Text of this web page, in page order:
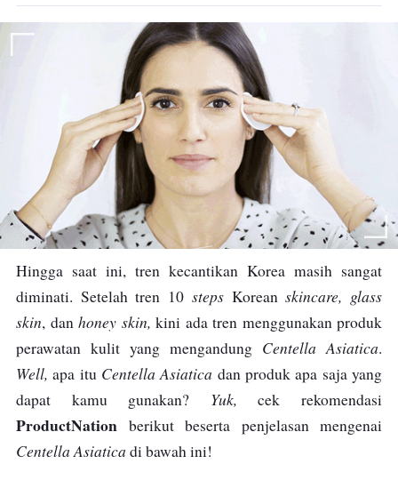
Hingga saat ini, tren kecantikan Korea masih sangat
diminati. Setelah tren 10 stepsKoreanskincare, glass
skin, dan honey skin, kini ada tren menggunakan produk
perawatan kulit yang mengandung Centella Asiatica.
Well, apa ituCentella Asiatica dan produk apa saja yang
dapat kamu gunakan? Yuk, cek rekomendasi
ProductNation berikut beserta penjelasan mengenai
Centella Asiatica di bawah ini!